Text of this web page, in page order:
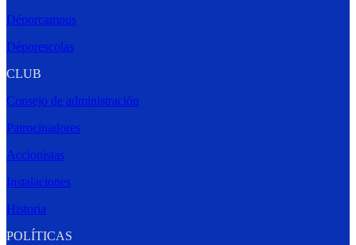
Déporcampus
Déporescolas
CLUB
Consejo de administración
Patrocinadores
Accionistas
Instalaciones
Historia
POLÍTICAS